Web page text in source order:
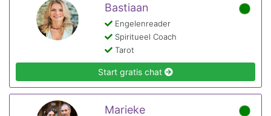
Bastiaan
Engelenreader
Spiritueel Coach
Tarot
Start gratis chat
Marieke